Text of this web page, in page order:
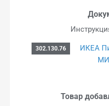
302.130.76
ИКЕА
Товар